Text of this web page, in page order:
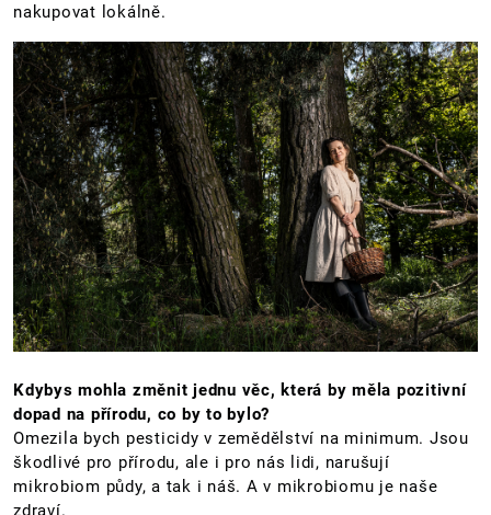
nakupovat lokálně.
Kdybys mohla změnit jednu věc, která by měla pozitivní
dopad na přírodu, co by to bylo?
Omezila bych pesticidy v zemědělství na minimum. Jsou
škodlivé pro přírodu, ale i pro nás lidi, narušují
mikrobiom půdy, a tak i náš. A v mikrobiomu je naše
zdraví.